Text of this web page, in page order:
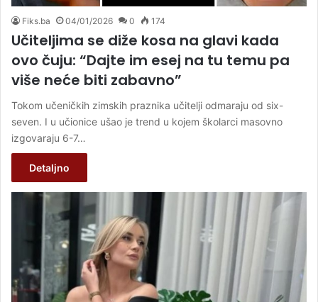
Fiks.ba 04/01/2026 0 174
Učiteljima se diže kosa na glavi kada
ovo čuju: “Dajte im esej na tu temu pa
više neće biti zabavno”
Tokom učeničkih zimskih praznika učitelji odmaraju od six-
seven. I u učionice ušao je trend u kojem školarci masovno
izgovaraju 6-7…
Detaljno